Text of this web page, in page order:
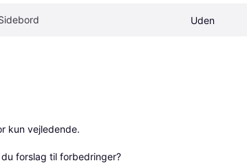
Uden
kun vejledende.
forslag til forbedringer?